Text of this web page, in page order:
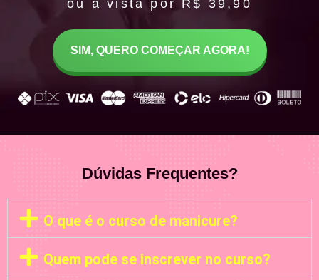
ou à vista por R$ 39,90
SIM, QUERO COMEÇAR AGORA!
Dúvidas Frequentes?
O que é o curso de manicure?
Quem pode se inscrever no curso?